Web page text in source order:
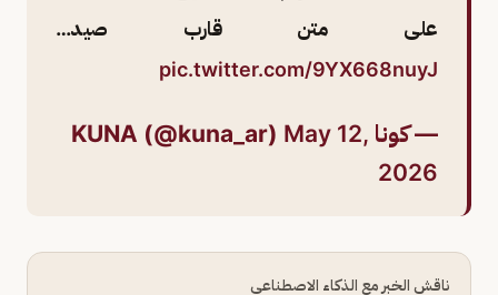
على متن قارب صيد…
pic.twitter.com/9YX668nuyJ
— كونا KUNA (@kuna_ar) May 12,
2026
ناقش الخبر مع الذكاء الاصطناعي